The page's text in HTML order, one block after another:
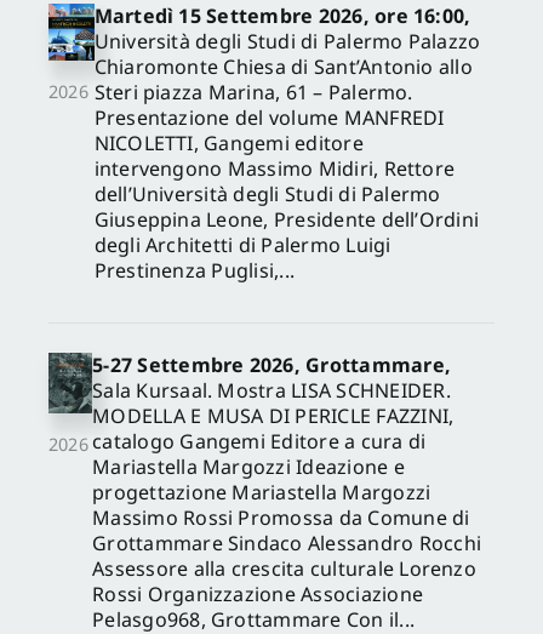
2026
Martedì 15 Settembre 2026, ore 16:00,
Università degli Studi di Palermo Palazzo
Chiaromonte Chiesa di Sant’Antonio allo
Steri piazza Marina, 61 – Palermo.
Presentazione del volume MANFREDI
NICOLETTI, Gangemi editore
intervengono Massimo Midiri, Rettore
dell’Università degli Studi di Palermo
Giuseppina Leone, Presidente dell’Ordini
degli Architetti di Palermo Luigi
Prestinenza Puglisi,...
2026
5-27 Settembre 2026, Grottammare,
Sala Kursaal. Mostra LISA SCHNEIDER.
MODELLA E MUSA DI PERICLE FAZZINI,
catalogo Gangemi Editore a cura di
Mariastella Margozzi Ideazione e
progettazione Mariastella Margozzi
Massimo Rossi Promossa da Comune di
Grottammare Sindaco Alessandro Rocchi
Assessore alla crescita culturale Lorenzo
Rossi Organizzazione Associazione
Pelasgo968, Grottammare Con il...